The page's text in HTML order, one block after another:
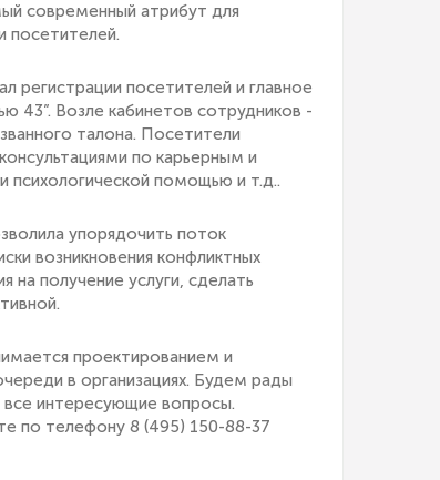
современный атрибут для
посетителей.
регистрации посетителей и главное
43”. Возле кабинетов сотрудников -
талона. Посетители
по карьерным и
помощью и т.д..
упорядочить поток
возникновения конфликтных
на получение услуги, сделать
проектированием и
в организациях. Будем рады
все интересующие вопросы.
по телефону 8 (495) 150-88-37